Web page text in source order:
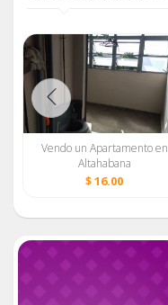
Vendo un Apartamento en
Altahabana
$ 16.00